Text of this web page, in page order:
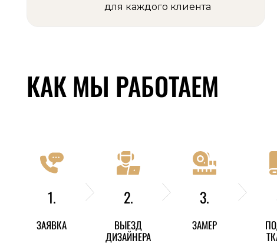
для каждого клиента
КАК МЫ РАБОТАЕМ
1.
ЗАЯВКА
2.
ВЫЕЗД
ДИЗАЙНЕРА
3.
ЗАМЕР